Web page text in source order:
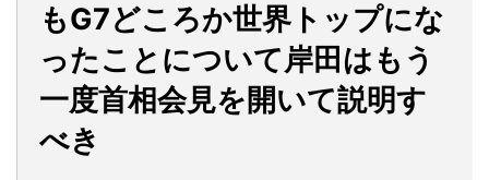
もG7どころか世界トップにな
ったことについて岸田はもう
一度首相会見を開いて説明す
べき